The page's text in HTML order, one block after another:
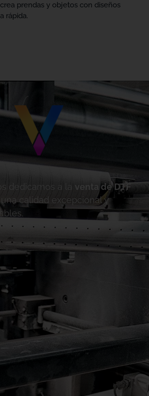
prendas y objetos con diseños
rápida.
dedicamos a la
venta de DTF
calidad excepcional y